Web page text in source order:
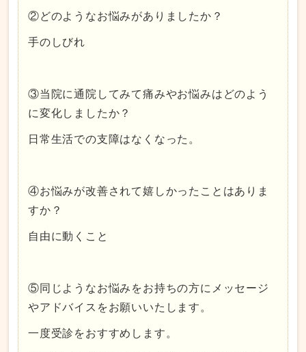
②どのようなお悩みがありましたか？
手のしびれ
③当院に通院してみて痛みやお悩みはどのよう
に変化しましたか？
日常生活での支障はなくなった。
④お悩みが改善されて嬉しかったことはありま
すか？
自由に動くこと
⑤同じようなお悩みをお持ちの方にメッセージ
やアドバイスをお願いいたします。
一度受診をおすすめします。